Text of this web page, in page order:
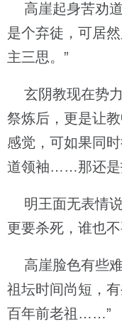
高崖起身苦劝道
是个弃徒，可居
主三思。”
玄阴教现在势
祭炼后，更是让
感觉，可如果同
道领袖……那还是
明王面无表情说
更要杀死，谁也
高崖脸色有些难
祖坛时间尚短，
百年前老祖……”